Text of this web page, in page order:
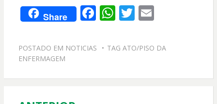
Share F
e
o
W
at
A
T
itt
E
ai
POSTADO EM NOTICIAS TAG ATO/PISO DA
ENFERMAGEM